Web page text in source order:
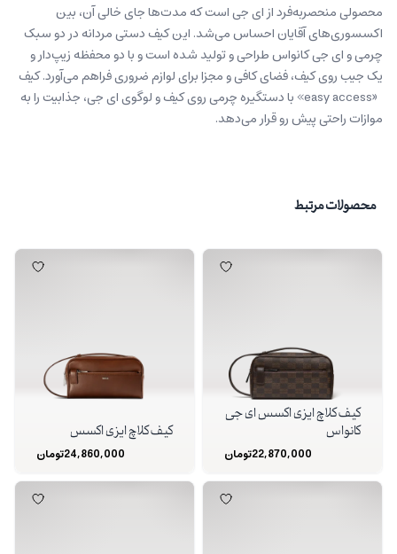
محصولی منحصربه‌فرد از ای جی است که مدت‌ها جای خالی آن، بین
اکسسوری‌های آقایان احساس می‌شد. این کیف دستی مردانه در دو سبک
چرمی و ای جی کانواس طراحی و تولید شده است و با دو محفظه زیپ‌دار و
یک جیب روی کیف، فضای کافی و مجزا برای لوازم ضروری فراهم می‌آورد. کیف
«easy access» با دستگیره چرمی روی کیف و لوگوی ای جی، جذابیت را به
موازات راحتی پیش رو قرار می‌دهد.
محصولات مرتبط
کیف کلاچ ایزی اکسس ای جی
کانواس
22,870,000تومان
کیف کلاچ ایزی اکسس
24,860,000تومان